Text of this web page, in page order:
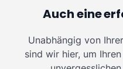
Auch eine
Unabhängig von
sind wir hier, um